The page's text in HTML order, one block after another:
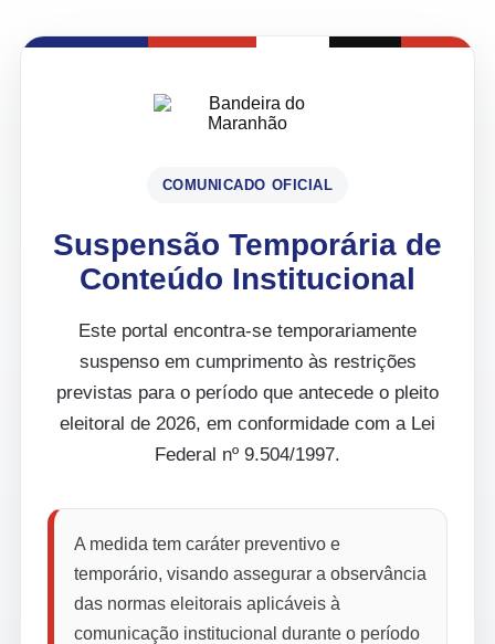
COMUNICADO OFICIAL
Suspensão Temporária de
Conteúdo Institucional
Este portal encontra-se temporariamente
suspenso em cumprimento às restrições
previstas para o período que antecede o pleito
eleitoral de 2026, em conformidade com a Lei
Federal nº 9.504/1997.
A medida tem caráter preventivo e
temporário, visando assegurar a observância
das normas eleitorais aplicáveis à
comunicação institucional durante o período